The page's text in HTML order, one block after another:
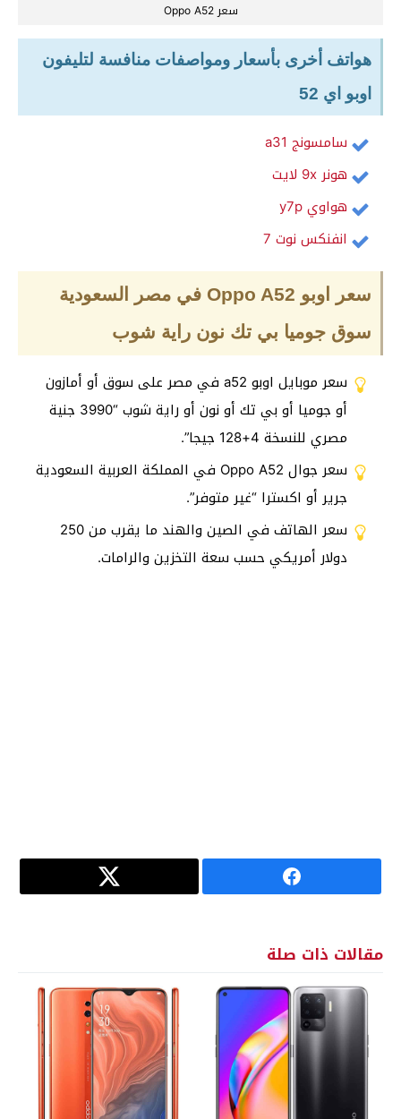
سعر Oppo A52
هواتف أخرى بأسعار ومواصفات منافسة لتليفون
اوبو اي 52
سامسونج a31
هونر 9x لايت
هواوي y7p
انفنكس نوت 7
سعر اوبو Oppo A52 في مصر السعودية
سوق جوميا بي تك نون راية شوب
سعر موبايل اوبو a52 في مصر على سوق أو أمازون
أو جوميا أو بي تك أو نون أو راية شوب “3990 جنية
مصري للنسخة 4+128 جيجا”.
سعر جوال Oppo A52 في المملكة العربية السعودية
جرير أو اكسترا “غير متوفر”.
سعر الهاتف في الصين والهند ما يقرب من 250
دولار أمريكي حسب سعة التخزين والرامات.
مقالات ذات صلة